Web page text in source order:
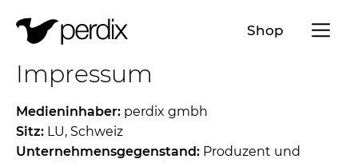
Shop Menü
DE ENFRIT
Impressum
Medieninhaber: perdix gmbh
Sitz: LU, Schweiz
Unternehmensgegenstand: Produzent und